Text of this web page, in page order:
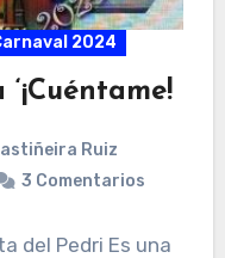
2024
Ruiz
3 Comentarios
del Pedri Es una